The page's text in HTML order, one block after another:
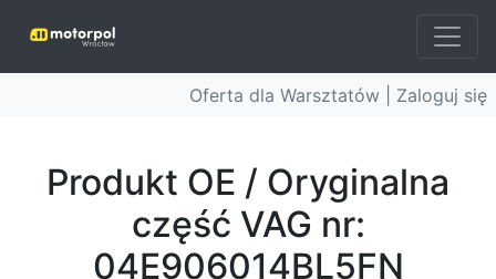
Oferta dla Warsztatów | Zaloguj się
Produkt OE / Oryginalna
część VAG nr:
04E906014BL5FN